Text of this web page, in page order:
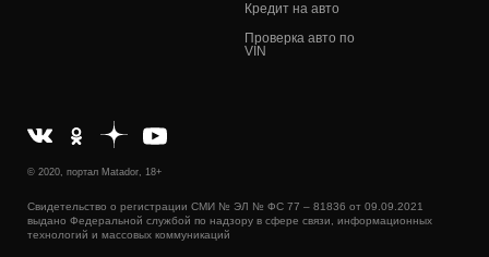
Кредит на авто
Проверка авто по
VIN
© 2020, портал Matador, 18+
Свидетельство о регистрации СМИ № ЭЛ № ФС 77 – 81836 от 09.09.2021
выдано Федеральной службой по надзору в сфере связи, информационных
технологий и массовых коммуникаций